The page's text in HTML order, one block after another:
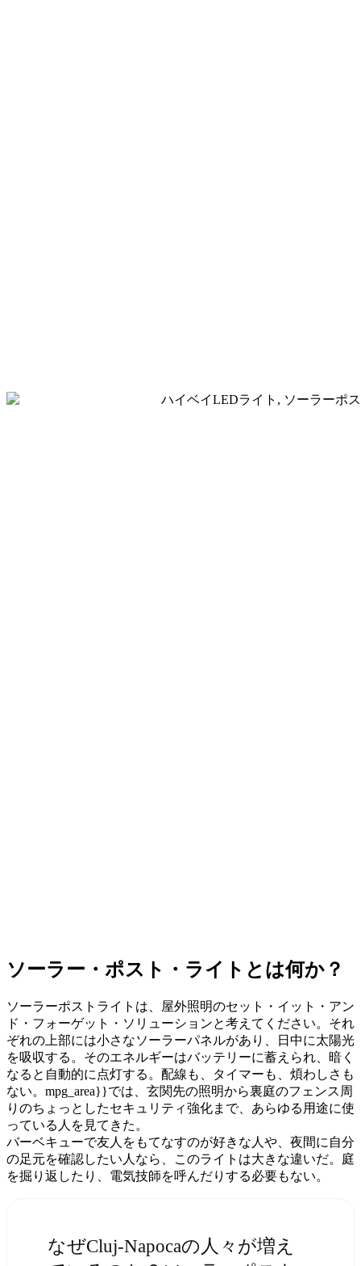
ソーラー・ポスト・ライトとは何か？
ソーラーポストライトは、屋外照明のセット・イット・アン
ド・フォーゲット・ソリューションと考えてください。それ
ぞれの上部には小さなソーラーパネルがあり、日中に太陽光
を吸収する。そのエネルギーはバッテリーに蓄えられ、暗く
なると自動的に点灯する。配線も、タイマーも、煩わしさも
ない。mpg_area}}では、玄関先の照明から裏庭のフェンス周
りのちょっとしたセキュリティ強化まで、あらゆる用途に使
っている人を見てきた。
バーベキューで友人をもてなすのが好きな人や、夜間に自分
の足元を確認したい人なら、このライトは大きな違いだ。庭
を掘り返したり、電気技師を呼んだりする必要もない。
なぜCluj-Napocaの人々が増え